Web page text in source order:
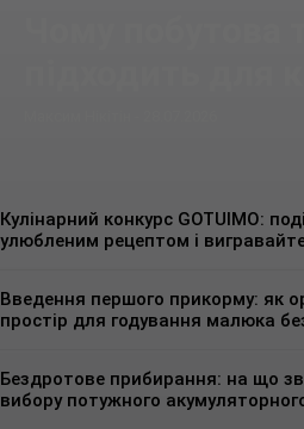
Кулінарний конкурс GOTUIMO:
улюбленим рецептом і
Введення першого прикорму: як
простір для годування малюка
Бездротове прибирання: на що
вибору потужного